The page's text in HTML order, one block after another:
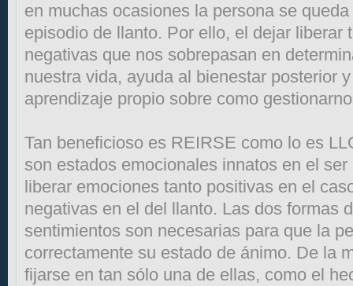
en muchas ocasiones la persona se
episodio de llanto. Por ello, el dejar liberar
negativas que nos sobrepasan en
nuestra vida, ayuda al bienestar posterior
aprendizaje propio sobre como
Tan beneficioso es REIRSE como lo es
son estados emocionales innatos en el
liberar emociones tanto positivas en el
negativas en el del llanto. Las dos formas
sentimientos son necesarias para que la
correctamente su estado de ánimo. De la
fijarse en tan sólo una de ellas, como el